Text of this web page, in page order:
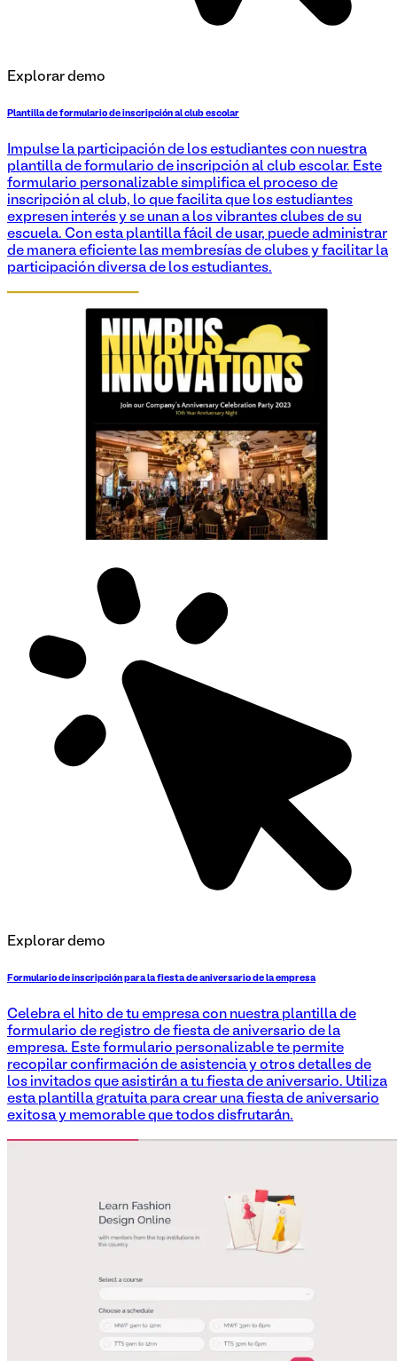
Explorar demo
Plantilla de formulario de inscripción al club escolar
Impulse la participación de los estudiantes con nuestra
plantilla de formulario de inscripción al club escolar. Este
formulario personalizable simplifica el proceso de
inscripción al club, lo que facilita que los estudiantes
expresen interés y se unan a los vibrantes clubes de su
escuela. Con esta plantilla fácil de usar, puede administrar
de manera eficiente las membresías de clubes y facilitar la
participación diversa de los estudiantes.
Explorar demo
Formulario de inscripción para la fiesta de aniversario de la empresa
Celebra el hito de tu empresa con nuestra plantilla de
formulario de registro de fiesta de aniversario de la
empresa. Este formulario personalizable te permite
recopilar confirmación de asistencia y otros detalles de
los invitados que asistirán a tu fiesta de aniversario. Utiliza
esta plantilla gratuita para crear una fiesta de aniversario
exitosa y memorable que todos disfrutarán.